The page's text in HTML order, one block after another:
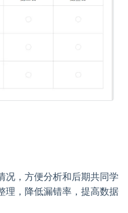
况，方便分析和后期共同学
理，降低漏错率，提高数据